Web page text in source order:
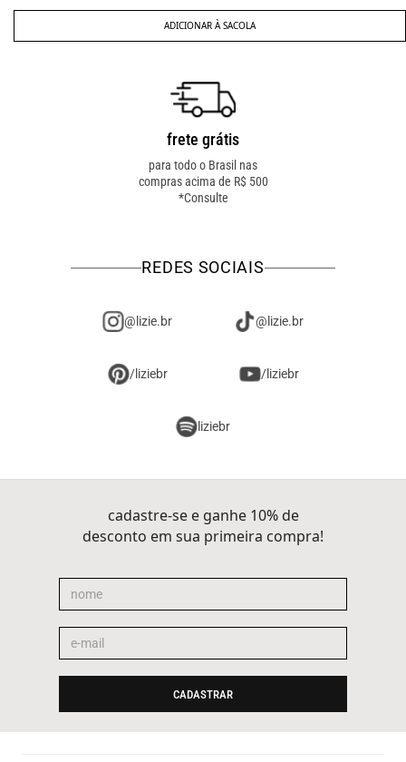
ADICIONAR À SACOLA
frete grátis
para todo o Brasil nas
compras acima de R$ 500
*Consulte
REDES SOCIAIS
@lizie.br @lizie.br
/liziebr /liziebr
liziebr
cadastre-se e ganhe 10% de
desconto em sua primeira compra!
CADASTRAR